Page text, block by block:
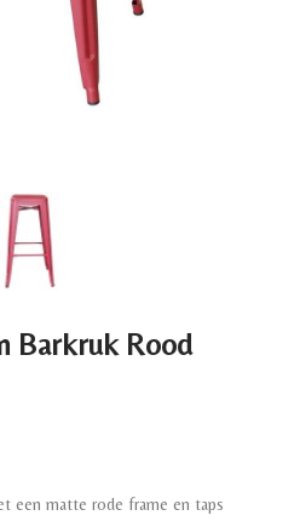
Barkruk Rood
een matte rode frame en taps